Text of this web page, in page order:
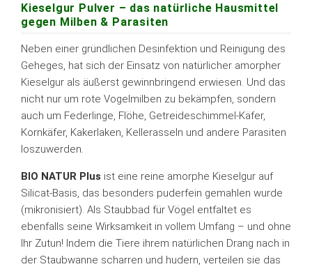
Kieselgur Pulver – das natürliche Hausmittel
gegen Milben & Parasiten
Neben einer gründlichen Desinfektion und Reinigung des
Geheges, hat sich der Einsatz von natürlicher amorpher
Kieselgur als äußerst gewinnbringend erwiesen. Und das
nicht nur um rote Vogelmilben zu bekämpfen, sondern
auch um Federlinge, Flöhe, Getreideschimmel-Käfer,
Kornkäfer, Kakerlaken, Kellerasseln und andere Parasiten
loszuwerden.
BIO NATUR Plus ist eine reine amorphe Kieselgur auf
Silicat-Basis, das besonders puderfein gemahlen wurde
(mikronisiert). Als Staubbad für Vögel entfaltet es
ebenfalls seine Wirksamkeit in vollem Umfang – und ohne
Ihr Zutun! Indem die Tiere ihrem natürlichen Drang nach in
der Staubwanne scharren und hudern, verteilen sie das